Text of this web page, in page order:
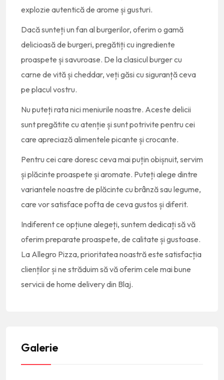
explozie autentică de arome și gusturi.
Dacă sunteți un fan al burgerilor, oferim o gamă
delicioasă de burgeri, pregătiți cu ingrediente
proaspete și savuroase. De la clasicul burger cu
carne de vită și cheddar, veți găsi cu siguranță ceva
pe placul vostru.
Nu puteți rata nici meniurile noastre. Aceste delicii
sunt pregătite cu atenție și sunt potrivite pentru cei
care apreciază alimentele picante și crocante.
Pentru cei care doresc ceva mai puțin obișnuit, servim
și plăcinte proaspete și aromate. Puteți alege dintre
variantele noastre de plăcinte cu brânză sau legume,
care vor satisface pofta de ceva gustos și diferit.
Indiferent ce opțiune alegeți, suntem dedicați să vă
oferim preparate proaspete, de calitate și gustoase.
La Allegro Pizza, prioritatea noastră este satisfacția
clienților și ne străduim să vă oferim cele mai bune
servicii de home delivery din Blaj.
Galerie